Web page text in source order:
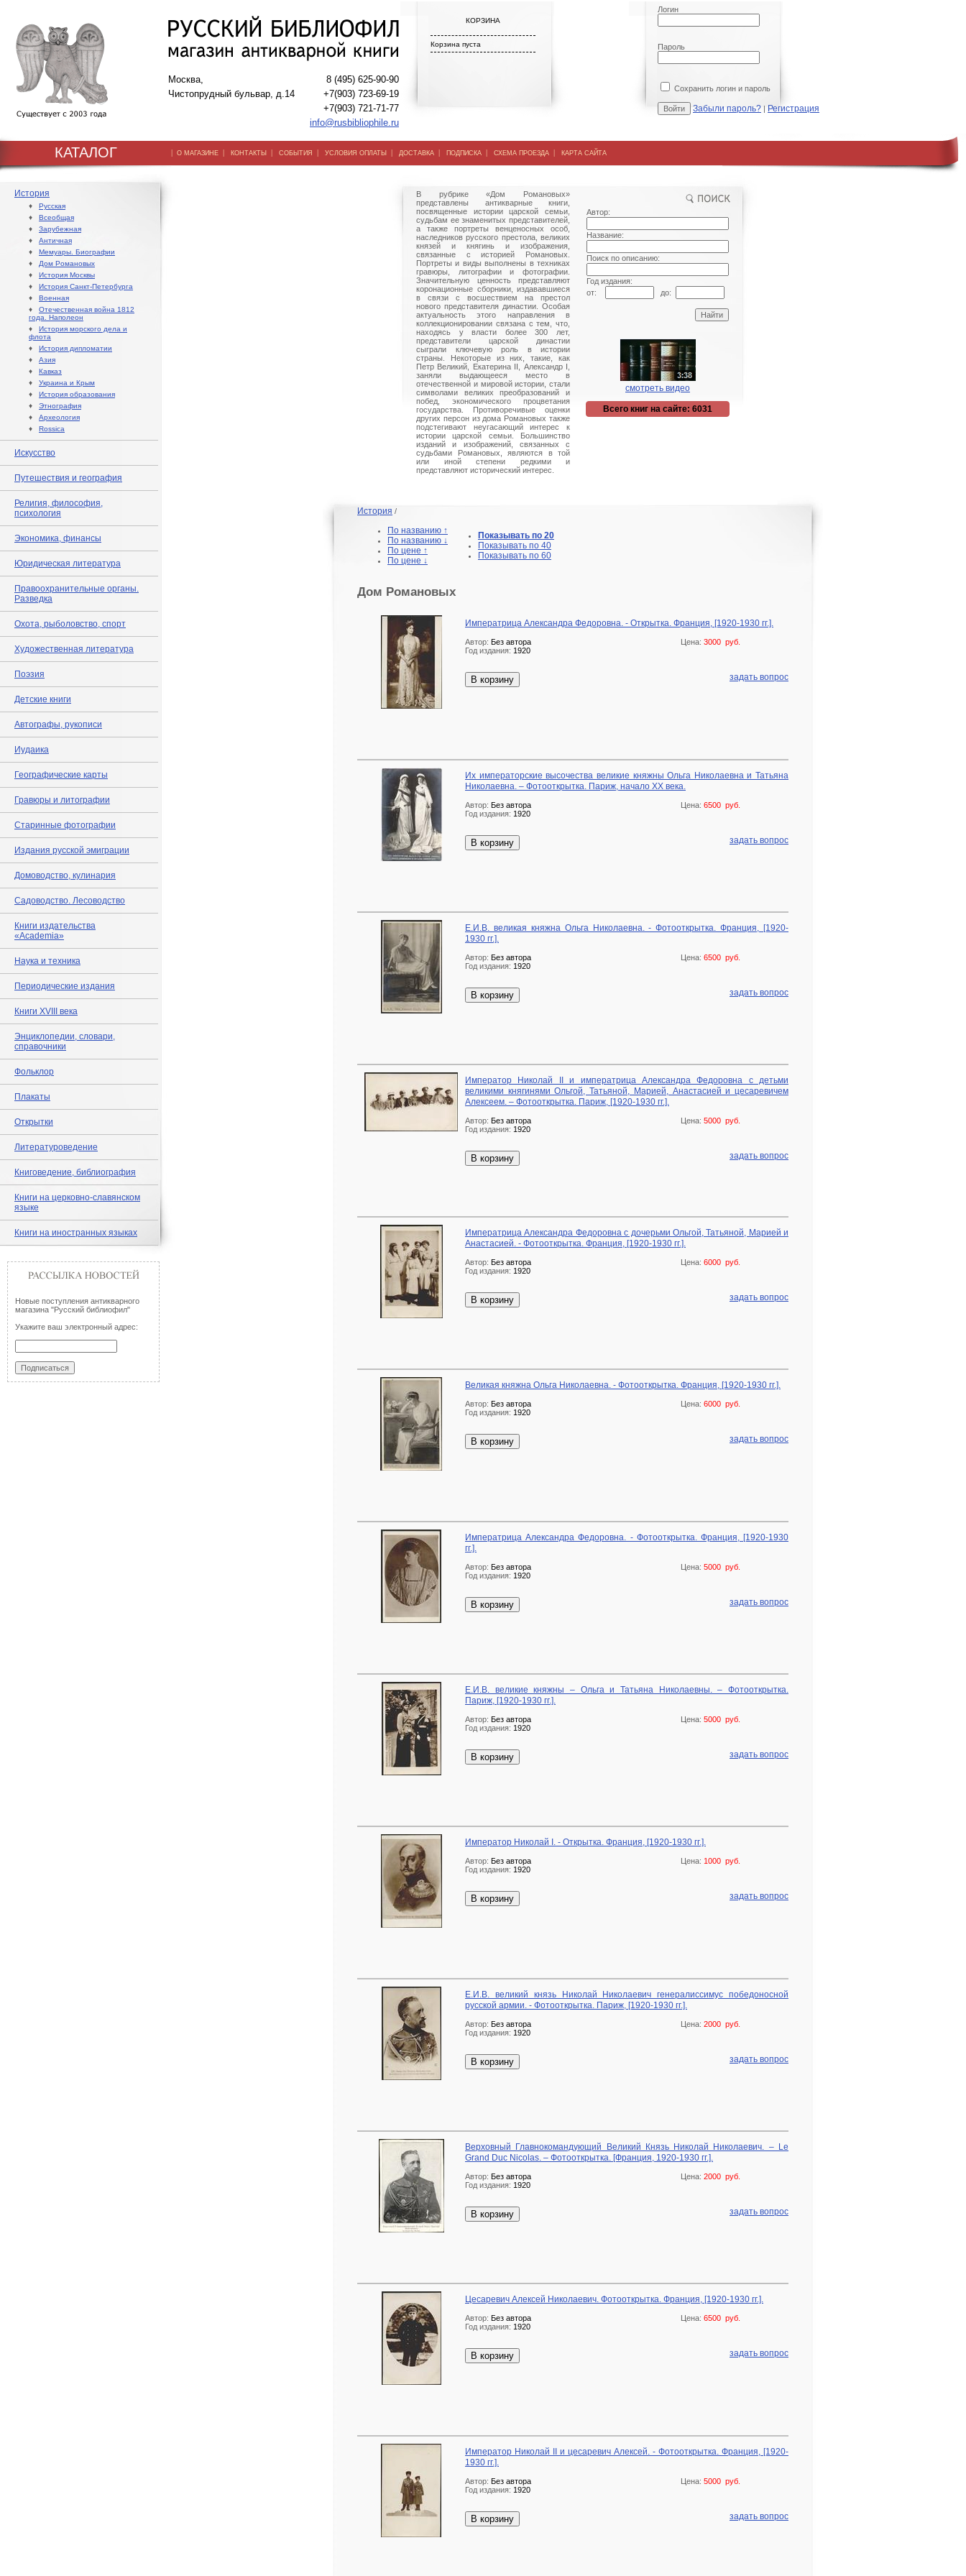
Москва,
Чистопрудный бульвар, д.14
8 (495) 625-90-90
+7(903) 723-69-19
+7(903) 721-71-77
info@rusbibliophile.ru
КОРЗИНА
Корзина пуста
Логин
Пароль
Сохранить логин и пароль
Забыли пароль? | Регистрация
КАТАЛОГ | О МАГАЗИНЕ | КОНТАКТЫ | СОБЫТИЯ | УСЛОВИЯ ОПЛАТЫ | ДОСТАВКА | ПОДПИСКА | СХЕМА ПРОЕЗДА | КАРТА САЙТА
История
♦ Русская
♦ Всеобщая
♦ Зарубежная
♦ Античная
♦ Мемуары. Биографии
♦ Дом Романовых
♦ История Москвы
♦ История Санкт-Петербурга
♦ Военная
♦ Отечественная война 1812
года. Наполеон
♦ История морского дела и
флота
♦ История дипломатии
♦ Азия
♦ Кавказ
♦ Украина и Крым
♦ История образования
♦ Этнография
♦ Археология
♦ Rossica
Искусство
Путешествия и география
Религия, философия,
психология
Экономика, финансы
Юридическая литература
Правоохранительные органы.
Разведка
Охота, рыболовство, спорт
Художественная литература
Поэзия
Детские книги
Автографы, рукописи
Иудаика
Географические карты
Гравюры и литографии
Старинные фотографии
Издания русской эмиграции
Домоводство, кулинария
Садоводство. Лесоводство
Книги издательства
«Academia»
Наука и техника
Периодические издания
Книги XVIII века
Энциклопедии, словари,
справочники
Фольклор
Плакаты
Открытки
Литературоведение
Книговедение, библиография
Книги на церковно-славянском
языке
Книги на иностранных языках
Новые поступления антикварного
магазина "Русский библиофил"
Укажите ваш электронный адрес:
В рубрике «Дом Романовых»
представлены антикварные книги,
посвященные истории царской семьи,
судьбам ее знаменитых представителей,
а также портреты венценосных особ,
наследников русского престола, великих
князей и княгинь и изображения,
связанные с историей Романовых.
Портреты и виды выполнены в техниках
гравюры, литографии и фотографии.
Значительную ценность представляют
коронационные сборники, издававшиеся
в связи с восшествием на престол
нового представителя династии. Особая
актуальность этого направления в
коллекционировании связана с тем, что,
находясь у власти более 300 лет,
представители царской династии
сыграли ключевую роль в истории
страны. Некоторые из них, такие, как
Петр Великий, Екатерина II, Александр I,
заняли выдающееся место в
отечественной и мировой истории, стали
символами великих преобразований и
побед, экономического процветания
государства. Противоречивые оценки
других персон из дома Романовых также
подстегивают неугасающий интерес к
истории царской семьи. Большинство
изданий и изображений, связанных с
судьбами Романовых, являются в той
или иной степени редкими и
представляют исторический интерес.
Автор:
Название:
Поиск по описанию:
Год издания:
от:
до:
смотреть видео
Всего книг на сайте: 6031
История /
По названию ↑
По названию ↓
По цене ↑
По цене ↓
Показывать по 20
Показывать по 40
Показывать по 60
Дом Романовых
Императрица Александра Федоровна. - Открытка. Франция, [1920-1930 гг.].
Цена: 3000 руб.
Автор: Без автора
Год издания: 1920
В корзину задать вопрос
Их императорские высочества великие княжны Ольга Николаевна и Татьяна
Николаевна. – Фотооткрытка. Париж, начало ХХ века.
Цена: 6500 руб.
Автор: Без автора
Год издания: 1920
В корзину задать вопрос
Е.И.В. великая княжна Ольга Николаевна. - Фотооткрытка. Франция, [1920-
1930 гг.].
Цена: 6500 руб.
Автор: Без автора
Год издания: 1920
В корзину задать вопрос
Император Николай II и императрица Александра Федоровна с детьми
великими княгинями Ольгой, Татьяной, Марией, Анастасией и цесаревичем
Алексеем. – Фотооткрытка. Париж, [1920-1930 гг.].
Цена: 5000 руб.
Автор: Без автора
Год издания: 1920
В корзину задать вопрос
Императрица Александра Федоровна с дочерьми Ольгой, Татьяной, Марией и
Анастасией. - Фотооткрытка. Франция, [1920-1930 гг.].
Цена: 6000 руб.
Автор: Без автора
Год издания: 1920
В корзину задать вопрос
Великая княжна Ольга Николаевна. - Фотооткрытка. Франция, [1920-1930 гг.].
Цена: 6000 руб.
Автор: Без автора
Год издания: 1920
В корзину задать вопрос
Императрица Александра Федоровна. - Фотооткрытка. Франция, [1920-1930
гг.].
Цена: 5000 руб.
Автор: Без автора
Год издания: 1920
В корзину задать вопрос
Е.И.В. великие княжны – Ольга и Татьяна Николаевны. – Фотооткрытка.
Париж, [1920-1930 гг.].
Цена: 5000 руб.
Автор: Без автора
Год издания: 1920
В корзину задать вопрос
Император Николай I. - Открытка. Франция, [1920-1930 гг.].
Цена: 1000 руб.
Автор: Без автора
Год издания: 1920
В корзину задать вопрос
Е.И.В. великий князь Николай Николаевич генералиссимус победоносной
русской армии. - Фотооткрытка. Париж, [1920-1930 гг.].
Цена: 2000 руб.
Автор: Без автора
Год издания: 1920
В корзину задать вопрос
Верховный Главнокомандующий Великий Князь Николай Николаевич. – Le
Grand Duc Nicolas. – Фотооткрытка. [Франция, 1920-1930 гг.].
Цена: 2000 руб.
Автор: Без автора
Год издания: 1920
В корзину задать вопрос
Цесаревич Алексей Николаевич. Фотооткрытка. Франция, [1920-1930 гг.].
Цена: 6500 руб.
Автор: Без автора
Год издания: 1920
В корзину задать вопрос
Император Николай II и цесаревич Алексей. - Фотооткрытка. Франция, [1920-
1930 гг.].
Цена: 5000 руб.
Автор: Без автора
Год издания: 1920
В корзину задать вопрос